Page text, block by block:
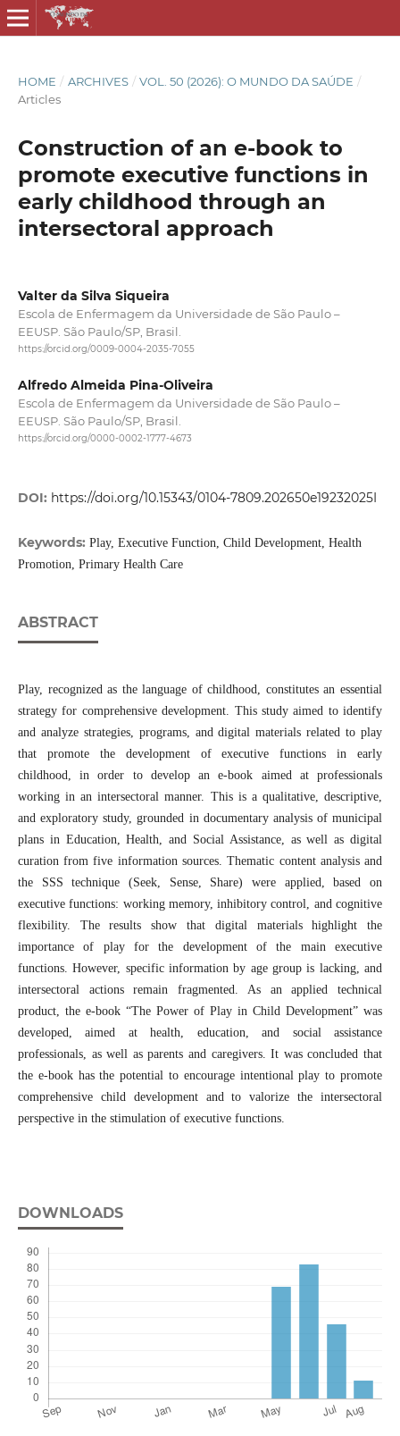
HOME / ARCHIVES / VOL. 50 (2026): O MUNDO DA SAÚDE /
Articles
Construction of an e-book to
promote executive functions in
early childhood through an
intersectoral approach
Valter da Silva Siqueira
Escola de Enfermagem da Universidade de São Paulo –
EEUSP. São Paulo/SP, Brasil.
https://orcid.org/0009-0004-2035-7055
Alfredo Almeida Pina-Oliveira
Escola de Enfermagem da Universidade de São Paulo –
EEUSP. São Paulo/SP, Brasil.
https://orcid.org/0000-0002-1777-4673
DOI: https://doi.org/10.15343/0104-7809.202650e19232025I
Keywords: Play, Executive Function, Child Development, Health
Promotion, Primary Health Care
ABSTRACT
Play, recognized as the language of childhood, constitutes an essential
strategy for comprehensive development. This study aimed to identify
and analyze strategies, programs, and digital materials related to play
that promote the development of executive functions in early
childhood, in order to develop an e-book aimed at professionals
working in an intersectoral manner. This is a qualitative, descriptive,
and exploratory study, grounded in documentary analysis of municipal
plans in Education, Health, and Social Assistance, as well as digital
curation from five information sources. Thematic content analysis and
the SSS technique (Seek, Sense, Share) were applied, based on
executive functions: working memory, inhibitory control, and cognitive
flexibility. The results show that digital materials highlight the
importance of play for the development of the main executive
functions. However, specific information by age group is lacking, and
intersectoral actions remain fragmented. As an applied technical
product, the e-book “The Power of Play in Child Development” was
developed, aimed at health, education, and social assistance
professionals, as well as parents and caregivers. It was concluded that
the e-book has the potential to encourage intentional play to promote
comprehensive child development and to valorize the intersectoral
perspective in the stimulation of executive functions.
DOWNLOADS